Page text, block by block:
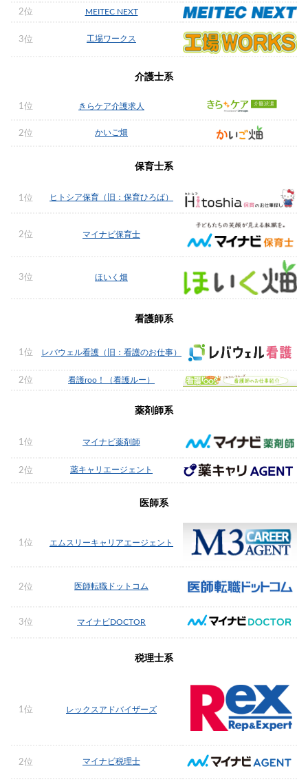
2位 MEITEC NEXT
3位 工場ワークス
介護士系
1位 きらケア介護求人
2位 かいご畑
保育士系
1位 ヒトシア保育（旧：保育ひろば）
2位 マイナビ保育士
3位 ほいく畑
看護師系
1位 レバウェル看護（旧：看護のお仕事）
2位 看護roo！（看護ルー）
薬剤師系
1位 マイナビ薬剤師
2位 薬キャリエージェント
医師系
1位 エムスリーキャリアエージェント
2位 医師転職ドットコム
3位 マイナビDOCTOR
税理士系
1位 レックスアドバイザーズ
2位 マイナビ税理士